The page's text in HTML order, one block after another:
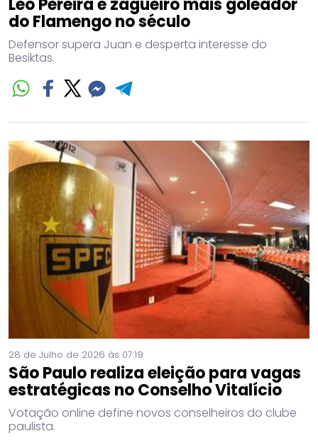
Léo Pereira é zagueiro mais goleador
do Flamengo no século
Defensor supera Juan e desperta interesse do
Besiktas.
28 de Julho de 2026 às 07:19
São Paulo realiza eleição para vagas
estratégicas no Conselho Vitalício
Votação online define novos conselheiros do clube
paulista.